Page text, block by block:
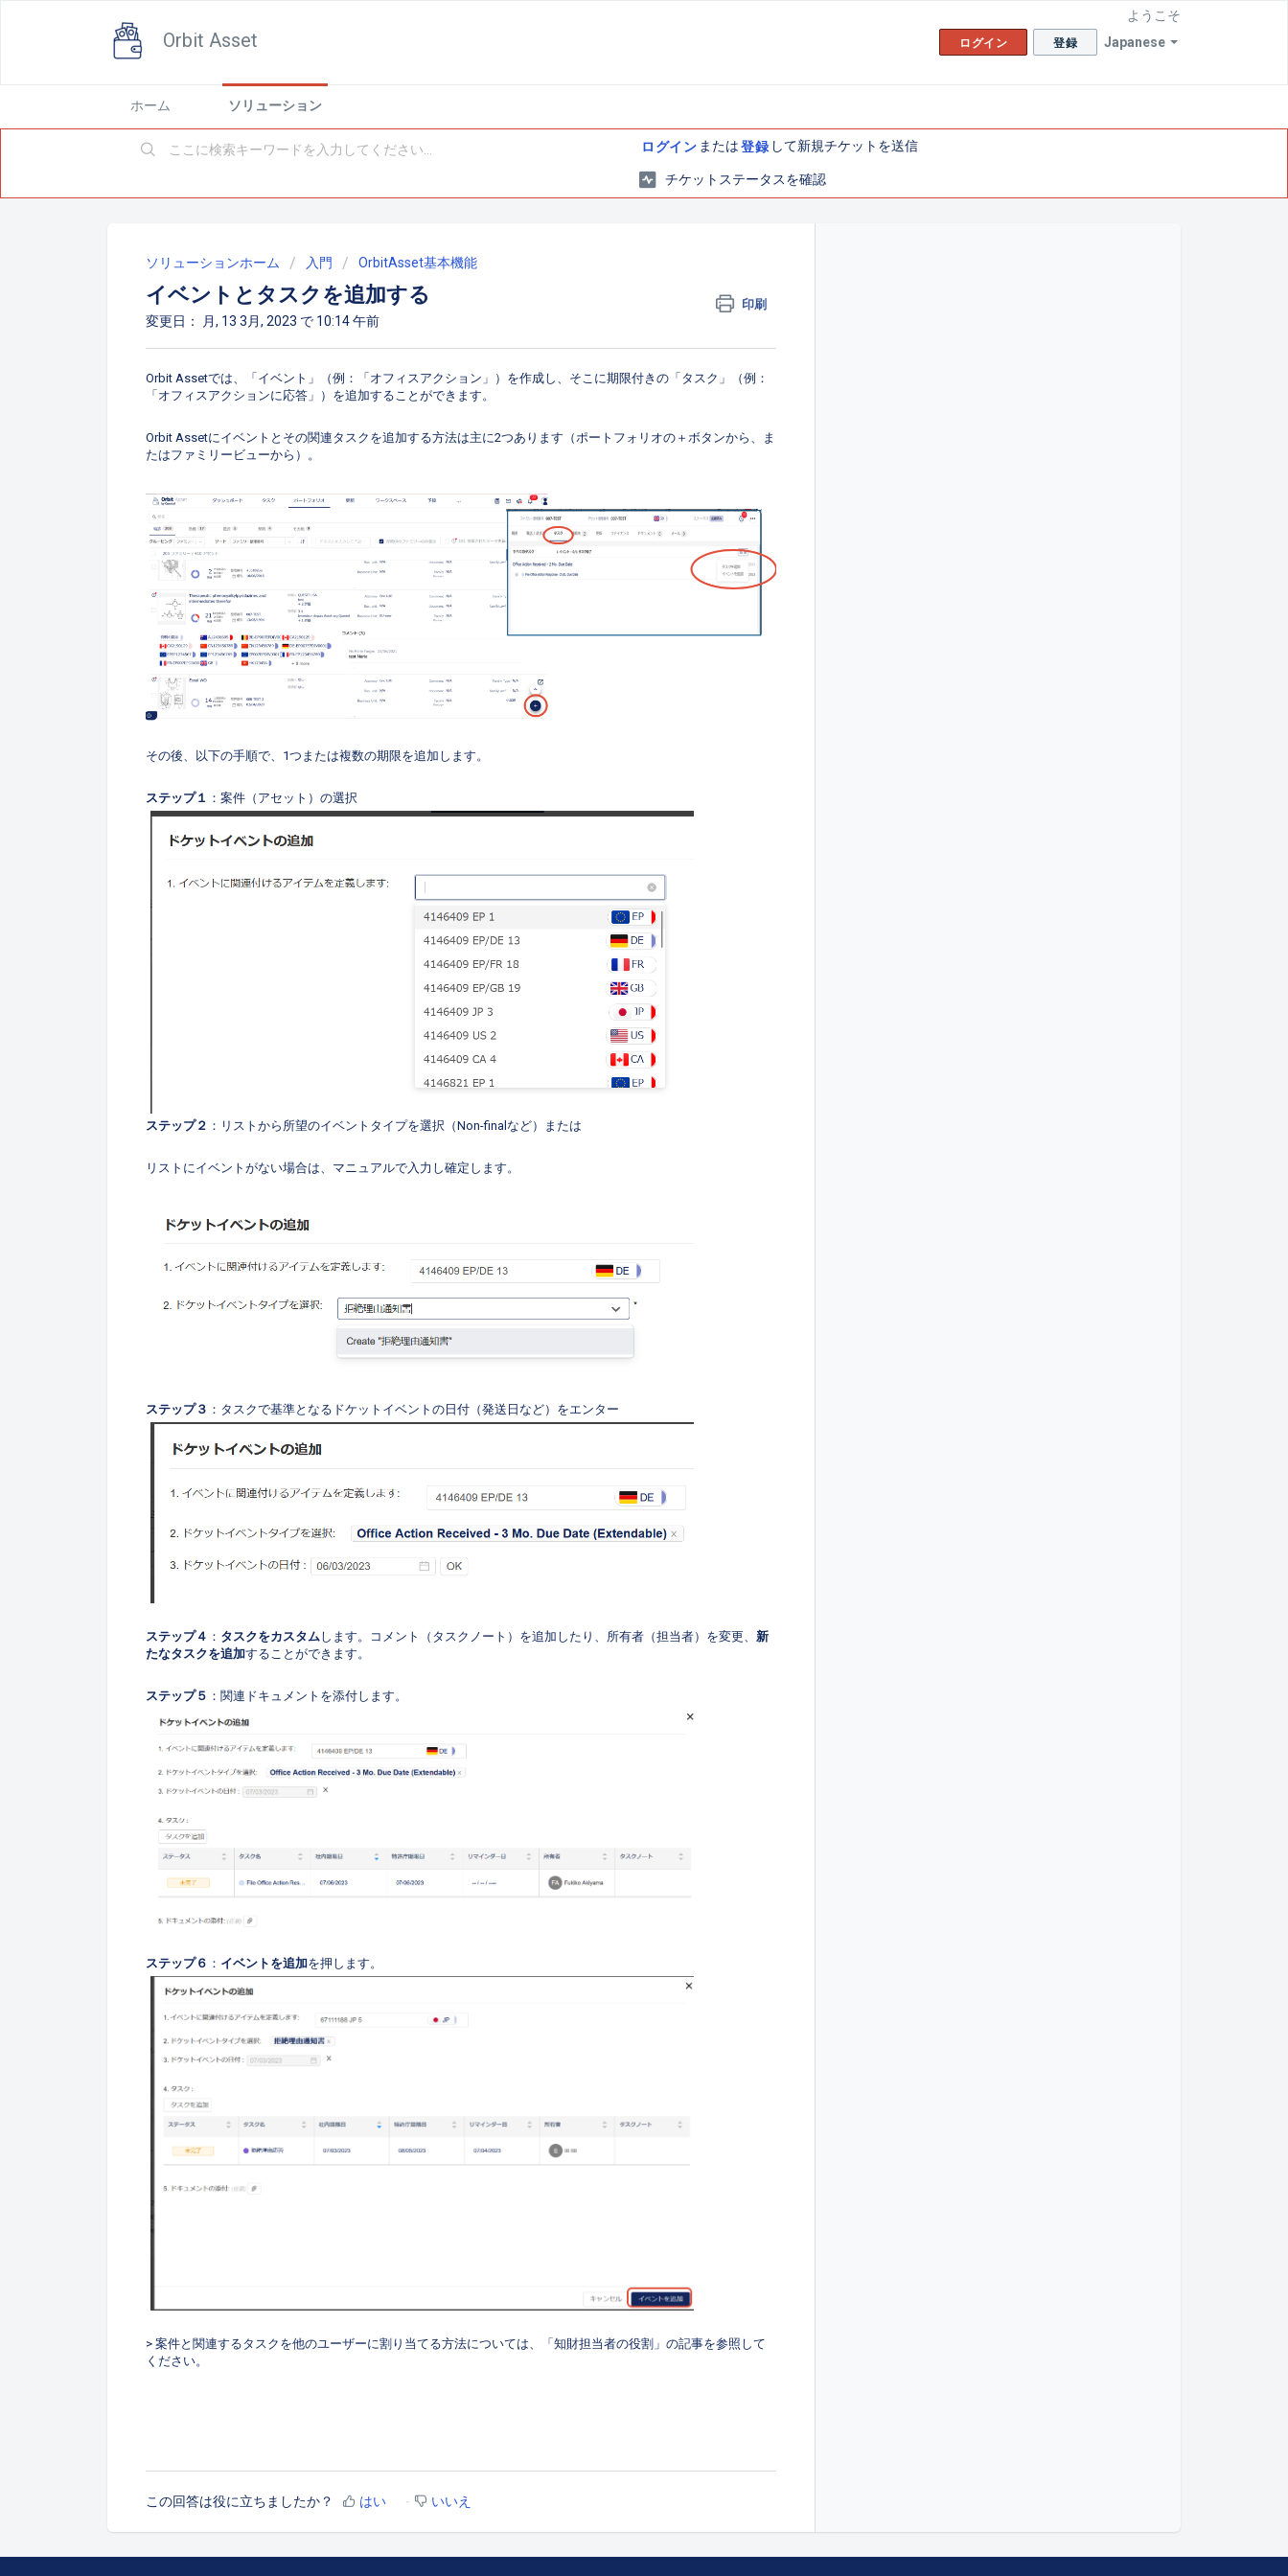
Orbit Asset Japanese
ようこそ
ログイン 登録
ホーム ソリューション
ログイン または登録 して新規チケットを送信
チケットステータスを確認
ソリューションホーム 入門 OrbitAsset基本機能
イベントとタスクを追加する 印刷
変更日： 月, 13 3月, 2023 で 10:14 午前
Orbit Assetでは、「イベント」（例：「オフィスアクション」）を作成し、そこに期限付きの「タスク」（例：
「オフィスアクションに応答」）を追加することができます。
Orbit Assetにイベントとその関連タスクを追加する方法は主に2つあります（ポートフォリオの＋ボタンから、ま
たはファミリービューから）。
その後、以下の手順で、1つまたは複数の期限を追加します。
ステップ１ ：案件（アセット）の選択
ステップ２ ：リストから所望のイベントタイプを選択（Non-finalなど）または
リストにイベントがない場合は、マニュアルで入力し確定します。
ステップ３ ：タスクで基準となるドケットイベントの日付（発送日など）をエンター
ステップ４ ： タスクをカスタム します。コメント（タスクノート）を追加したり、所有者（担当者）を変更、 新
たなタスクを追加することができます。
ステップ５ ：関連ドキュメントを添付します。
ステップ６ ： イベントを追加を押します。
> 案件と関連するタスクを他のユーザーに割り当てる方法については、「知財担当者の役割 」の記事を参照して
ください。
この回答は役に立ちましたか？ はい いいえ